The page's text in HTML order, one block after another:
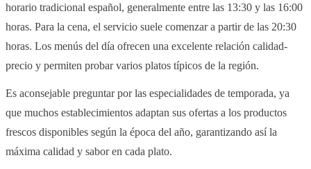
horario tradicional español, generalmente entre las 13:30 y las 16:00
horas. Para la cena, el servicio suele comenzar a partir de las 20:30
horas. Los menús del día ofrecen una excelente relación calidad-
precio y permiten probar varios platos típicos de la región.
Es aconsejable preguntar por las especialidades de temporada, ya
que muchos establecimientos adaptan sus ofertas a los productos
frescos disponibles según la época del año, garantizando así la
máxima calidad y sabor en cada plato.